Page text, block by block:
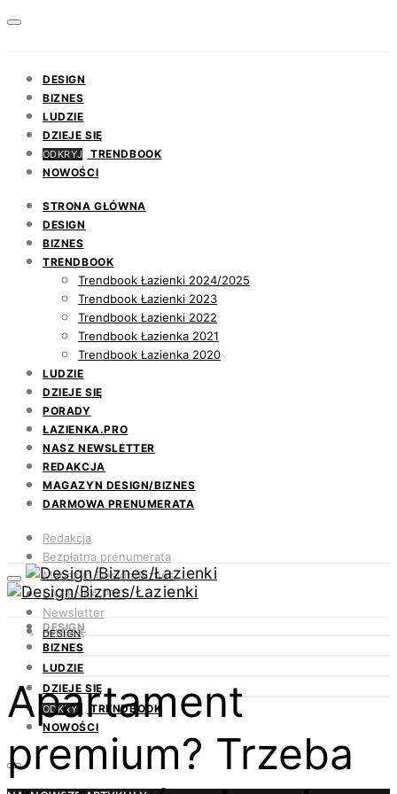
DESIGN
BIZNES
LUDZIE
DZIEJE SIĘ
ODKRYJ
TRENDBOOK
NOWOŚCI
STRONA GŁÓWNA
DESIGN
BIZNES
TRENDBOOK
Trendbook Łazienki 2024/2025
Trendbook Łazienki 2023
Trendbook Łazienki 2022
Trendbook Łazienka 2021
Trendbook Łazienka 2020
LUDZIE
DZIEJE SIĘ
PORADY
ŁAZIENKA.PRO
NASZ NEWSLETTER
REDAKCJA
MAGAZYN DESIGN/BIZNES
DARMOWA PRENUMERATA
Redakcja
Bezpłatna prenumerata
Magazyn Design/Biznes
ŁAZIENKA.PRO
Newsletter
Kontakt
DESIGN
BIZNES
LUDZIE
DZIEJE SIĘ
ODKRYJ
TRENDBOOK
NOWOŚCI
DESIGN
Apartament
premium? Trzeba